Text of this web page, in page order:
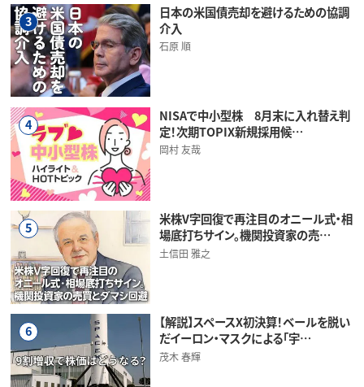
3
日本の米国債売却を避けるための協調
介入
石原 順
4
NISAで中小型株 8月末に入れ替え判
定！次期TOPIX新規採用候…
岡村 友哉
5
米株V字回復で再注目のオニール式・相
場底打ちサイン。機関投資家の売…
土信田 雅之
6
【解説】スペースX初決算！ベールを脱い
だイーロン・マスクによる「宇…
茂木 春輝